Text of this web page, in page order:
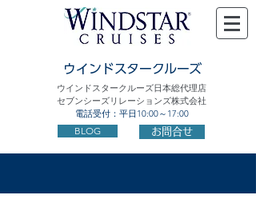
ウインドスタークルーズ
ウインドスタークルーズ日本総代理店
セブンシーズリレーションズ株式会社
電話受付：平日10:00～17:00
BLOG お問合せ